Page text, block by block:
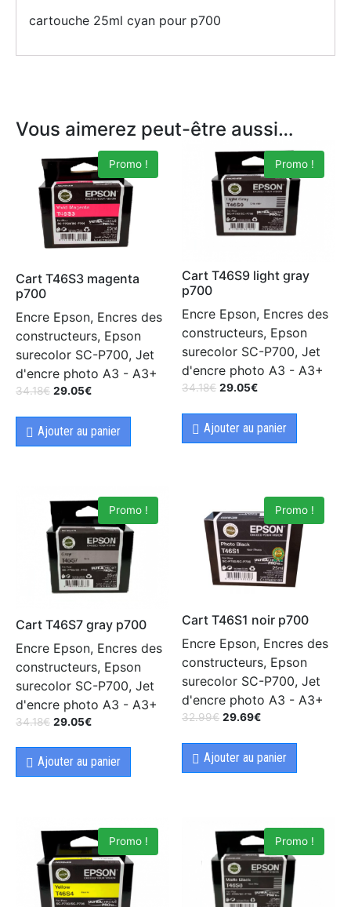
cartouche 25ml cyan pour p700
Vous aimerez peut-être aussi…
Promo !
Cart T46S3 magenta
p700
Encre Epson, Encres des
constructeurs, Epson
surecolor SC-P700, Jet
d'encre photo A3 - A3+
34.18€ 29.05€
Ajouter au panier
Promo !
Cart T46S9 light gray
p700
Encre Epson, Encres des
constructeurs, Epson
surecolor SC-P700, Jet
d'encre photo A3 - A3+
34.18€ 29.05€
Ajouter au panier
Promo !
Cart T46S7 gray p700
Encre Epson, Encres des
constructeurs, Epson
surecolor SC-P700, Jet
d'encre photo A3 - A3+
34.18€ 29.05€
Ajouter au panier
Promo !
Cart T46S1 noir p700
Encre Epson, Encres des
constructeurs, Epson
surecolor SC-P700, Jet
d'encre photo A3 - A3+
32.99€ 29.69€
Ajouter au panier
Promo ! Promo !